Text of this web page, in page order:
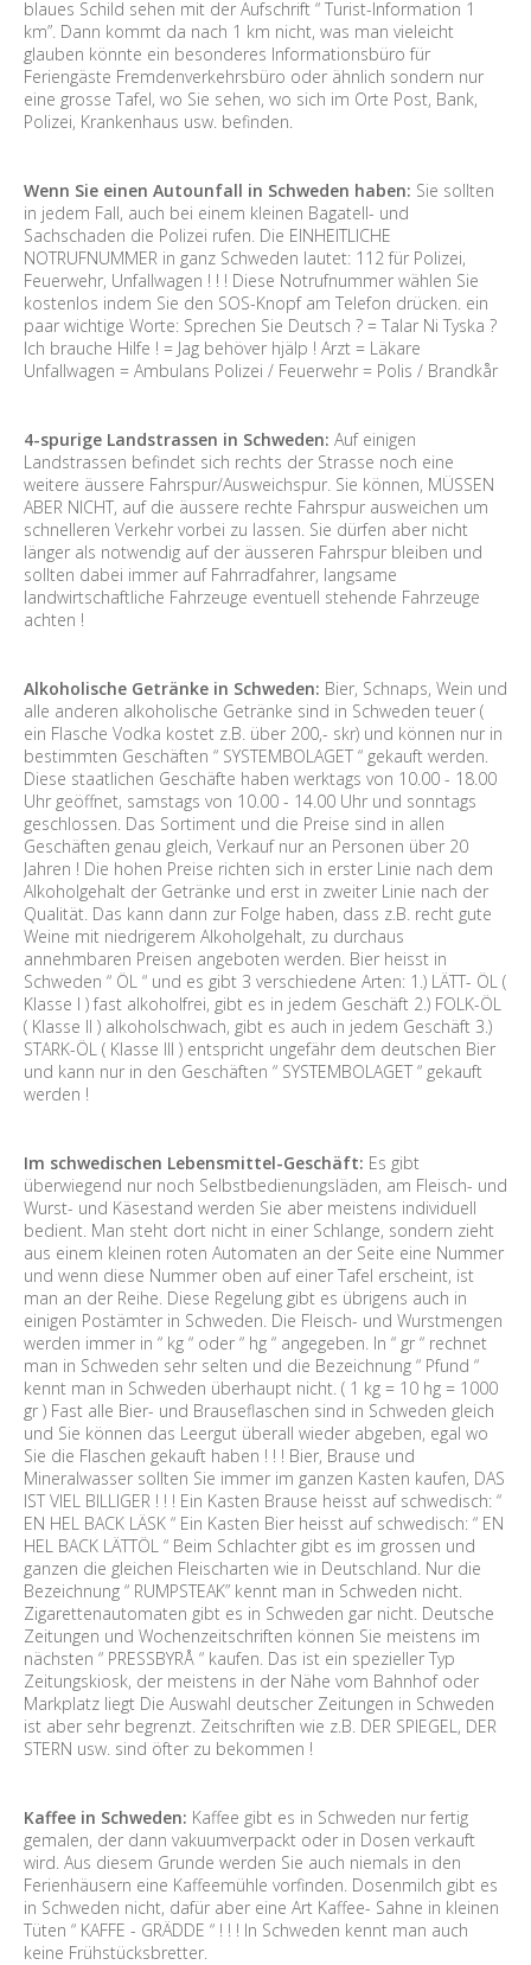
blaues Schild sehen mit der Aufschrift “ Turist-Information 1
km”. Dann kommt da nach 1 km nicht, was man vieleicht
glauben könnte ein besonderes Informationsbüro für
Feriengäste Fremdenverkehrsbüro oder ähnlich sondern nur
eine grosse Tafel, wo Sie sehen, wo sich im Orte Post, Bank,
Polizei, Krankenhaus usw. befinden.
Wenn Sie einen Autounfall in Schweden haben: Sie sollten
in jedem Fall, auch bei einem kleinen Bagatell- und
Sachschaden die Polizei rufen. Die EINHEITLICHE
NOTRUFNUMMER in ganz Schweden lautet: 112 für Polizei,
Feuerwehr, Unfallwagen ! ! ! Diese Notrufnummer wählen Sie
kostenlos indem Sie den SOS-Knopf am Telefon drücken. ein
paar wichtige Worte: Sprechen Sie Deutsch ? = Talar Ni Tyska ?
Ich brauche Hilfe ! = Jag behöver hjälp ! Arzt = Läkare
Unfallwagen = Ambulans Polizei / Feuerwehr = Polis / Brandkår
4-spurige Landstrassen in Schweden: Auf einigen
Landstrassen befindet sich rechts der Strasse noch eine
weitere äussere Fahrspur/Ausweichspur. Sie können, MÜSSEN
ABER NICHT, auf die äussere rechte Fahrspur ausweichen um
schnelleren Verkehr vorbei zu lassen. Sie dürfen aber nicht
länger als notwendig auf der äusseren Fahrspur bleiben und
sollten dabei immer auf Fahrradfahrer, langsame
landwirtschaftliche Fahrzeuge eventuell stehende Fahrzeuge
achten !
Alkoholische Getränke in Schweden: Bier, Schnaps, Wein und
alle anderen alkoholische Getränke sind in Schweden teuer (
ein Flasche Vodka kostet z.B. über 200,- skr) und können nur in
bestimmten Geschäften “ SYSTEMBOLAGET “ gekauft werden.
Diese staatlichen Geschäfte haben werktags von 10.00 - 18.00
Uhr geöffnet, samstags von 10.00 - 14.00 Uhr und sonntags
geschlossen. Das Sortiment und die Preise sind in allen
Geschäften genau gleich, Verkauf nur an Personen über 20
Jahren ! Die hohen Preise richten sich in erster Linie nach dem
Alkoholgehalt der Getränke und erst in zweiter Linie nach der
Qualität. Das kann dann zur Folge haben, dass z.B. recht gute
Weine mit niedrigerem Alkoholgehalt, zu durchaus
annehmbaren Preisen angeboten werden. Bier heisst in
Schweden “ ÖL “ und es gibt 3 verschiedene Arten: 1.) LÄTT- ÖL (
Klasse I ) fast alkoholfrei, gibt es in jedem Geschäft 2.) FOLK-ÖL
( Klasse II ) alkoholschwach, gibt es auch in jedem Geschäft 3.)
STARK-ÖL ( Klasse III ) entspricht ungefähr dem deutschen Bier
und kann nur in den Geschäften “ SYSTEMBOLAGET “ gekauft
werden !
Im schwedischen Lebensmittel-Geschäft: Es gibt
überwiegend nur noch Selbstbedienungsläden, am Fleisch- und
Wurst- und Käsestand werden Sie aber meistens individuell
bedient. Man steht dort nicht in einer Schlange, sondern zieht
aus einem kleinen roten Automaten an der Seite eine Nummer
und wenn diese Nummer oben auf einer Tafel erscheint, ist
man an der Reihe. Diese Regelung gibt es übrigens auch in
einigen Postämter in Schweden. Die Fleisch- und Wurstmengen
werden immer in “ kg “ oder “ hg “ angegeben. In “ gr “ rechnet
man in Schweden sehr selten und die Bezeichnung “ Pfund “
kennt man in Schweden überhaupt nicht. ( 1 kg = 10 hg = 1000
gr ) Fast alle Bier- und Brauseflaschen sind in Schweden gleich
und Sie können das Leergut überall wieder abgeben, egal wo
Sie die Flaschen gekauft haben ! ! ! Bier, Brause und
Mineralwasser sollten Sie immer im ganzen Kasten kaufen, DAS
IST VIEL BILLIGER ! ! ! Ein Kasten Brause heisst auf schwedisch: “
EN HEL BACK LÄSK “ Ein Kasten Bier heisst auf schwedisch: “ EN
HEL BACK LÄTTÖL “ Beim Schlachter gibt es im grossen und
ganzen die gleichen Fleischarten wie in Deutschland. Nur die
Bezeichnung “ RUMPSTEAK” kennt man in Schweden nicht.
Zigarettenautomaten gibt es in Schweden gar nicht. Deutsche
Zeitungen und Wochenzeitschriften können Sie meistens im
nächsten “ PRESSBYRÅ “ kaufen. Das ist ein spezieller Typ
Zeitungskiosk, der meistens in der Nähe vom Bahnhof oder
Markplatz liegt Die Auswahl deutscher Zeitungen in Schweden
ist aber sehr begrenzt. Zeitschriften wie z.B. DER SPIEGEL, DER
STERN usw. sind öfter zu bekommen !
Kaffee in Schweden: Kaffee gibt es in Schweden nur fertig
gemalen, der dann vakuumverpackt oder in Dosen verkauft
wird. Aus diesem Grunde werden Sie auch niemals in den
Ferienhäusern eine Kaffeemühle vorfinden. Dosenmilch gibt es
in Schweden nicht, dafür aber eine Art Kaffee- Sahne in kleinen
Tüten “ KAFFE - GRÄDDE “ ! ! ! In Schweden kennt man auch
keine Frühstücksbretter.